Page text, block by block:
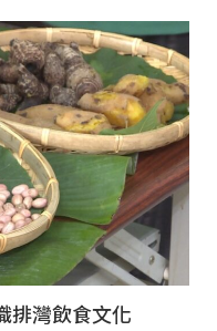
排灣飲食文化